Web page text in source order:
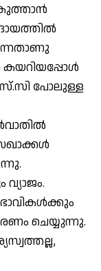
കയറിയപ്പോള്‍
പോലുള്ള
ചെയ്യുന്നു.